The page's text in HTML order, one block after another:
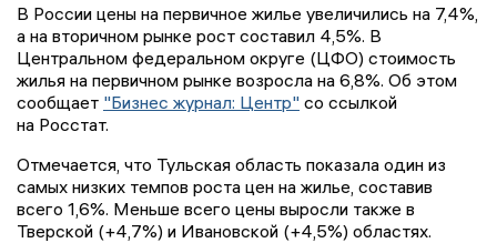
В России цены на первичное жилье увеличились на 7,4%,
а на вторичном рынке рост составил 4,5%. В
Центральном федеральном округе (ЦФО) стоимость
жилья на первичном рынке возросла на 6,8%. Об этом
сообщает "Бизнес журнал: Центр" со ссылкой
на Росстат.
Отмечается, что Тульская область показала один из
самых низких темпов роста цен на жилье, составив
всего 1,6%. Меньше всего цены выросли также в
Тверской (+4,7%) и Ивановской (+4,5%) областях.